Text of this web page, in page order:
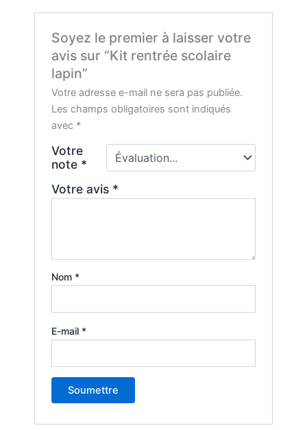
Soyez le premier à laisser votre
avis sur “Kit rentrée scolaire
lapin”
Votre adresse e-mail ne sera pas publiée.
Les champs obligatoires sont indiqués
avec *
Votre
note *
Votre avis *
Nom *
E-mail *